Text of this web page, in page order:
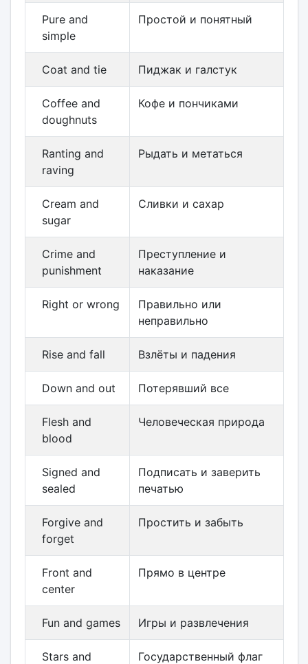
Pure and
simple
Простой и понятный
Coat and tie Пиджак и галстук
Coffee and
doughnuts
Кофе и пончиками
Ranting and
raving
Рыдать и метаться
Cream and
sugar
Сливки и сахар
Crime and
punishment
Преступление и
наказание
Right or wrong
Правильно или
неправильно
Rise and fall Взлёты и падения
Down and out Потерявший все
Flesh and
blood
Человеческая природа
Signed and
sealed
Подписать и заверить
печатью
Forgive and
forget
Простить и забыть
Front and
center
Прямо в центре
Fun and games Игры и развлечения
Stars and
Государственный флаг